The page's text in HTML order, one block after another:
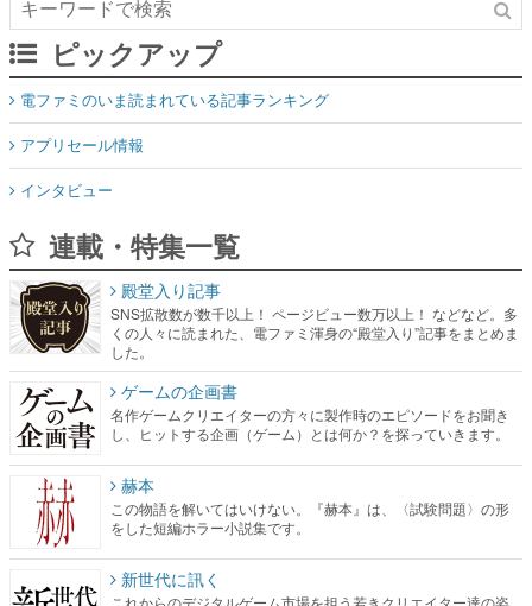
ピックアップ
電ファミのいま読まれている記事ランキング
アプリセール情報
インタビュー
連載・特集一覧
殿堂入り記事
SNS拡散数が数千以上！ ページビュー数万以上！ などなど。多
くの人々に読まれた、電ファミ渾身の“殿堂入り”記事をまとめま
した。
ゲームの企画書
名作ゲームクリエイターの方々に製作時のエピソードをお聞き
し、ヒットする企画（ゲーム）とは何か？を探っていきます。
赫本
この物語を解いてはいけない。『赫本』は、〈試験問題〉の形
をした短編ホラー小説集です。
新世代に訊く
これからのデジタルゲーム市場を担う若きクリエイター達の姿